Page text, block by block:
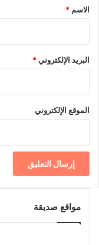
*
الاسم *
البريد الإلكتروني*
الموقع الإلكتروني
مواقع صديقة